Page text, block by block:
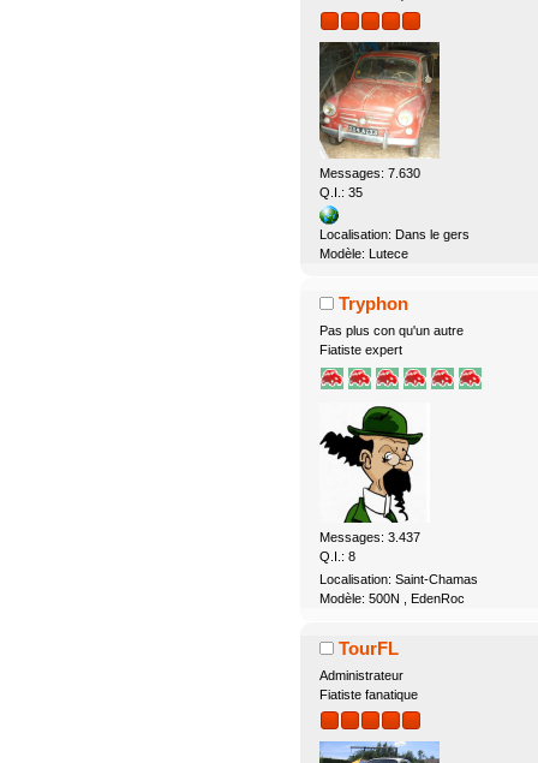
Messages: 7.630
Q.I.: 35
Localisation: Dans le gers
Modèle: Lutece
Tryphon
Pas plus con qu'un autre
Fiatiste expert
Messages: 3.437
Q.I.: 8
Localisation: Saint-Chamas
Modèle: 500N , EdenRoc
TourFL
Administrateur
Fiatiste fanatique